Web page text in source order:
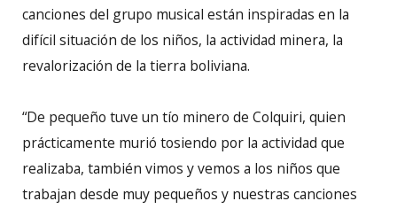
canciones del grupo musical están inspiradas en la
difícil situación de los niños, la actividad minera, la
revalorización de la tierra boliviana.
“De pequeño tuve un tío minero de Colquiri, quien
prácticamente murió tosiendo por la actividad que
realizaba, también vimos y vemos a los niños que
trabajan desde muy pequeños y nuestras canciones